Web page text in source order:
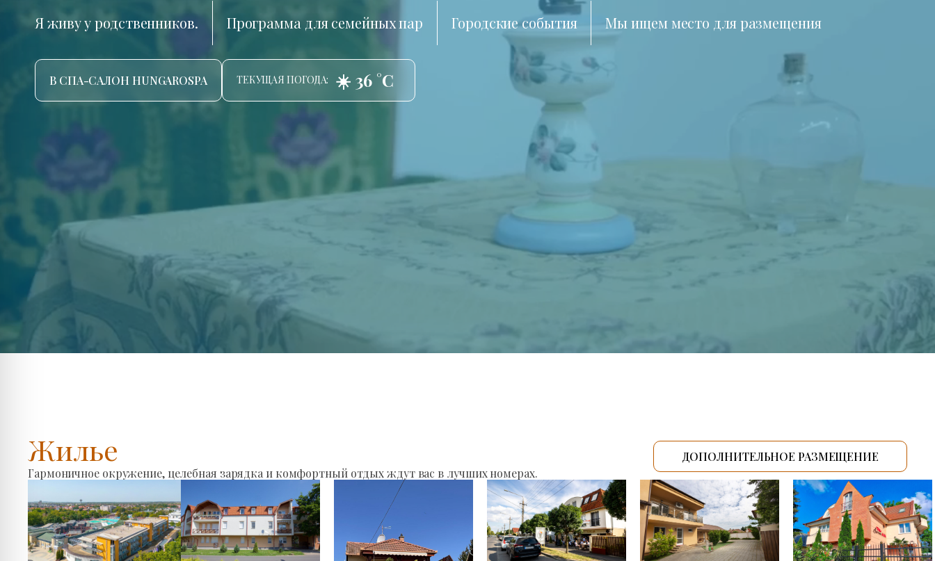
Я живу у родственников. Программа для семейных пар Городские события Мы ищем место для размещения
В СПА-САЛОН HUNGAROSPA ТЕКУЩАЯ ПОГОДА: ☀️ 36 °C
Жилье
Гармоничное окружение, целебная зарядка и комфортный отдых ждут вас в лучших номерах.
ДОПОЛНИТЕЛЬНОЕ РАЗМЕЩЕНИЕ